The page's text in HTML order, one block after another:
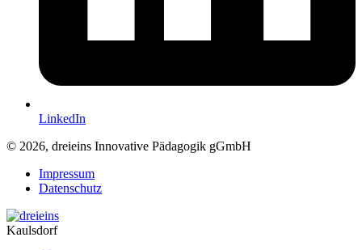
LinkedIn
© 2026, dreieins Innovative Pädagogik gGmbH
Impressum
Datenschutz
Kaulsdorf